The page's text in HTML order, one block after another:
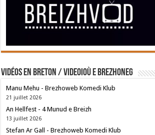
Vidéos en breton / Videoioù e brezhoneg
Manu Mehu - Brezhoweb Komedi Klub
21 juillet 2026
An Hellfest - 4 Munud e Breizh
13 juillet 2026
Stefan Ar Gall - Brezhoweb Komedi Klub